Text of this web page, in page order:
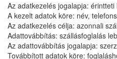
Az adatkezelés jogalapja:
A kezelt adatok köre: név,
Az adatkezelés célja: azonnali
Adattovábbítás: szállásfoglalás
Az adattovábbítás jogalapja:
Továbbított adatok köre: